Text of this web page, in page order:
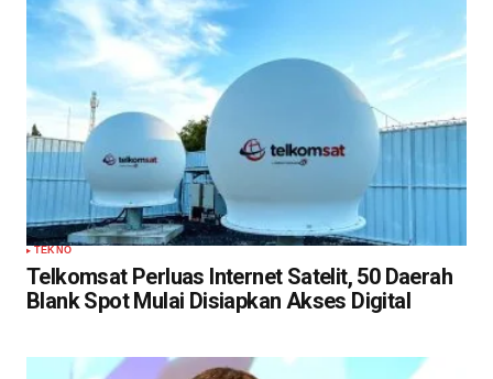
TEKNO
Telkomsat Perluas Internet Satelit, 50 Daerah
Blank Spot Mulai Disiapkan Akses Digital